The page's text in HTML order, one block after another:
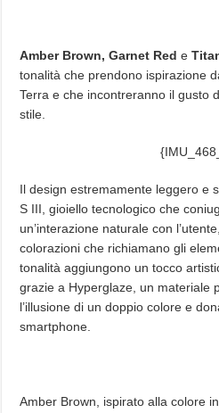
Amber Brown, Garnet Red e
tonalità che prendono ispirazione
Terra e che incontreranno il gusto
stile.
Il design estremamente leggero e
S III, gioiello tecnologico che
un’interazione naturale con
colorazioni che richiamano gli
tonalità aggiungono un tocco
grazie a Hyperglaze, un materiale
l’illusione di un doppio colore e
smartphone.
Amber Brown, ispirato alla colore